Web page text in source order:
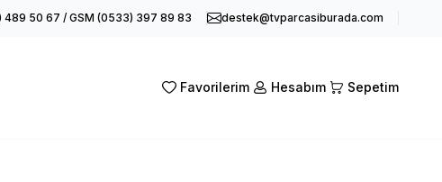
489 50 67 / GSM (0533) 397 89 83 destek@tvparcasiburada.com
Favorilerim Hesabım Sepetim